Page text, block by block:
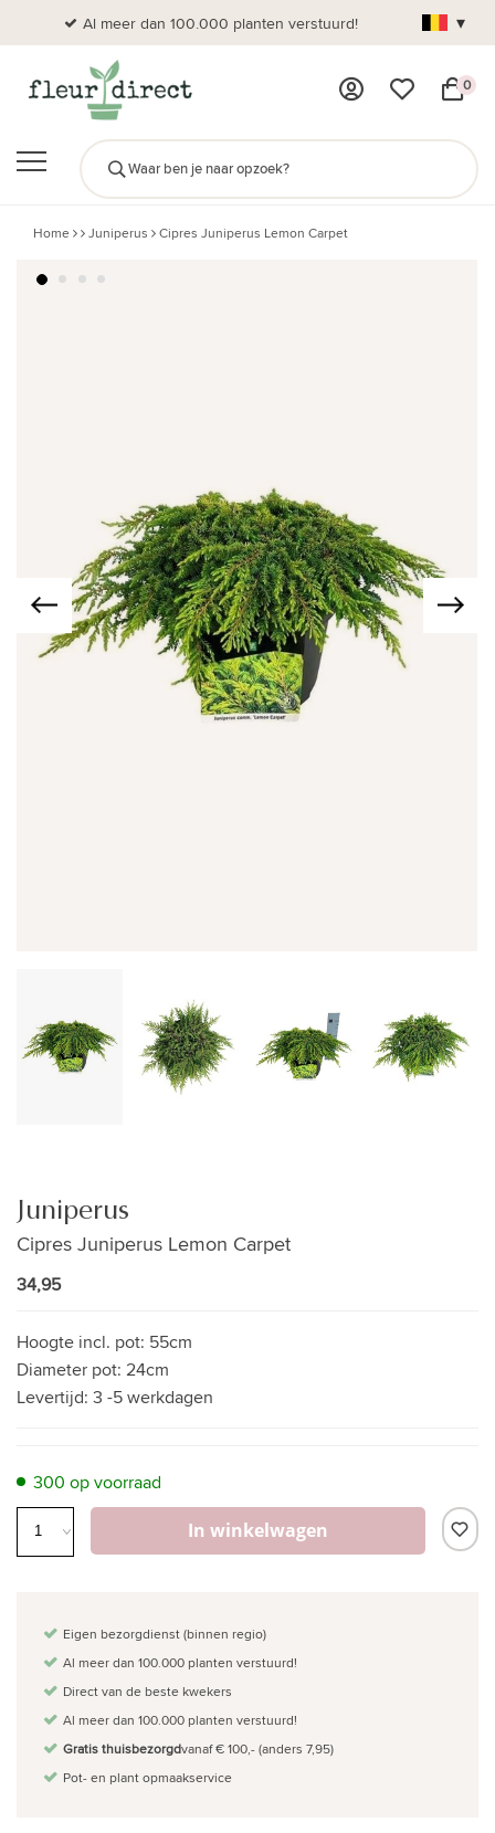
Al meer dan 100.000 planten verstuurd! ▾
0
Home Juniperus Cipres Juniperus Lemon Carpet
Juniperus
Cipres Juniperus Lemon Carpet
34,95
Hoogte incl. pot: 55cm
Diameter pot: 24cm
Levertijd: 3 -5 werkdagen
300 op voorraad
In winkelwagen
Eigen bezorgdienst (binnen regio)
Al meer dan 100.000 planten verstuurd!
Direct van de beste kwekers
Al meer dan 100.000 planten verstuurd!
Gratis thuisbezorgdvanaf € 100,- (anders 7,95)
Pot- en plant opmaakservice